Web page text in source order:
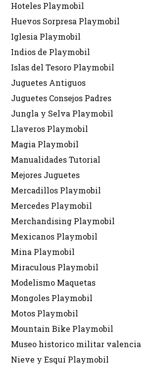
Hoteles Playmobil
Huevos Sorpresa Playmobil
Iglesia Playmobil
Indios de Playmobil
Islas del Tesoro Playmobil
Juguetes Antiguos
Juguetes Consejos Padres
Jungla y Selva Playmobil
Llaveros Playmobil
Magia Playmobil
Manualidades Tutorial
Mejores Juguetes
Mercadillos Playmobil
Mercedes Playmobil
Merchandising Playmobil
Mexicanos Playmobil
Mina Playmobil
Miraculous Playmobil
Modelismo Maquetas
Mongoles Playmobil
Motos Playmobil
Mountain Bike Playmobil
Museo historico militar valencia
Nieve y Esquí Playmobil